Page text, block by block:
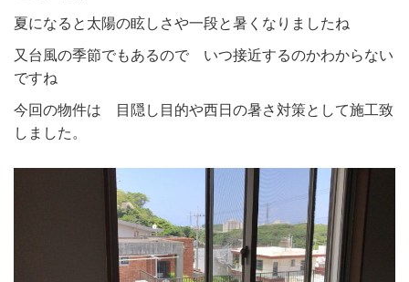
夏になると太陽の眩しさや一段と暑くなりましたね
又台風の季節でもあるので いつ接近するのかわからない
ですね
今回の物件は 目隠し目的や西日の暑さ対策として施工致
しました。